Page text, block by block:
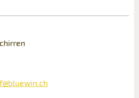
sehr geschätzt!
gültig
Anzeige an Freunde
*:
*: